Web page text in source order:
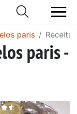
paris
paris -